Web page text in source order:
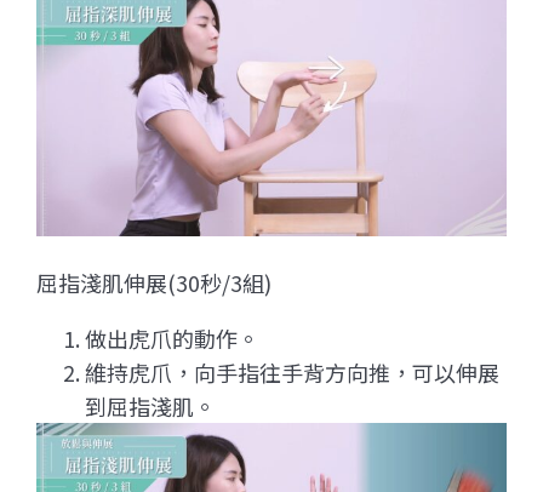
屈指淺肌伸展(30秒/3組)
做出虎爪的動作。
維持虎爪，向手指往手背方向推，可以伸展
到屈指淺肌。